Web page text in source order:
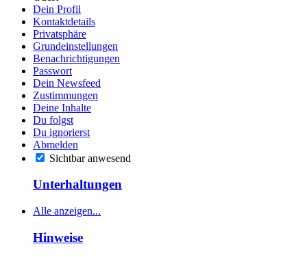
Dein Profil
Kontaktdetails
Privatsphäre
Grundeinstellungen
Benachrichtigungen
Passwort
Dein Newsfeed
Zustimmungen
Deine Inhalte
Du folgst
Du ignorierst
Abmelden
Sichtbar anwesend
Unterhaltungen
Alle anzeigen...
Hinweise